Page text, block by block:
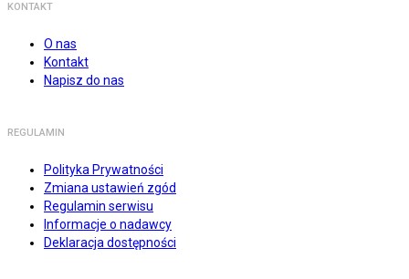
KONTAKT
O nas
Kontakt
Napisz do nas
REGULAMIN
Polityka Prywatności
Zmiana ustawień zgód
Regulamin serwisu
Informacje o nadawcy
Deklaracja dostępności